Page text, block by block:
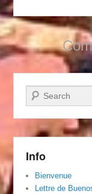
Recherche
Info
Bienvenue
Lettre de